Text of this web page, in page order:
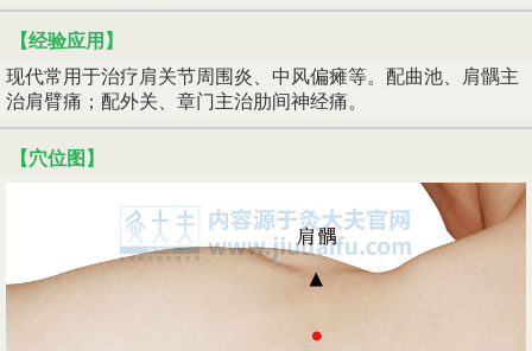
【经验应用】
现代常用于治疗肩关节周围炎、中风偏瘫等。配曲池、肩髃主
治肩臂痛；配外关、章门主治肋间神经痛。
【穴位图】